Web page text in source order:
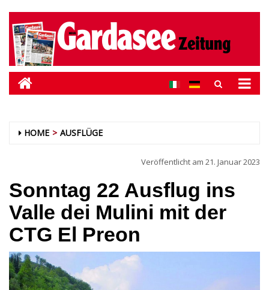
HOME AUSFLÜGE
Veröffentlicht am 21. Januar 2023
Sonntag 22 Ausflug ins
Valle dei Mulini mit der
CTG El Preon